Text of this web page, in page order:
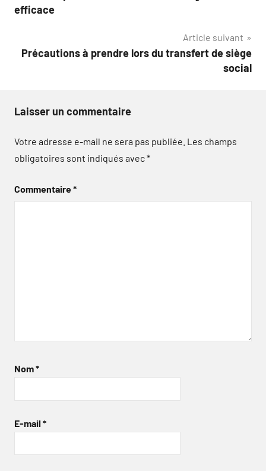
de
efficace
Article suivant
Précautions à prendre lors du transfert de siège
social
Laisser un commentaire
Votre adresse e-mail ne sera pas publiée. Les champs
obligatoires sont indiqués avec*
Commentaire*
Nom*
E-mail *